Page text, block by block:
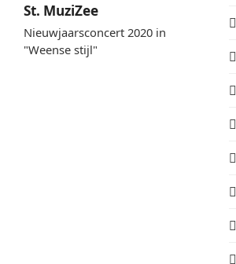
St. MuziZee
Nieuwjaarsconcert 2020 in
"Weense stijl"